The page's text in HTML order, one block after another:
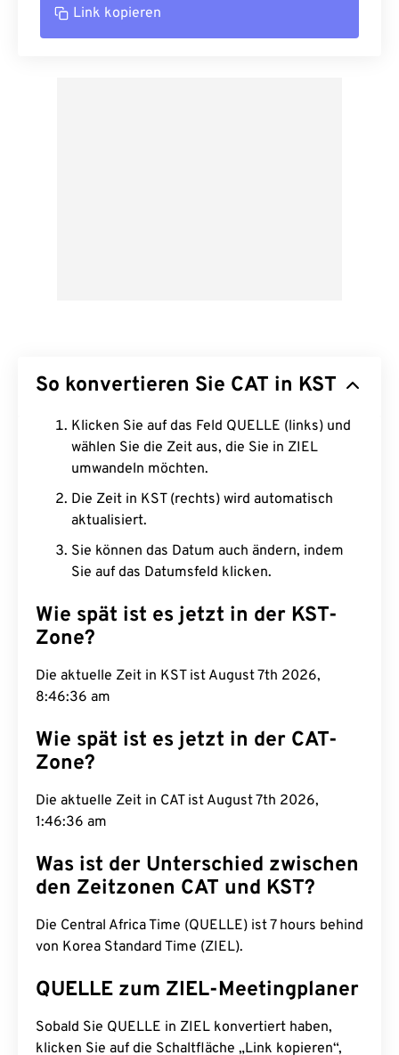
Link kopieren
So konvertieren Sie CAT in KST
Klicken Sie auf das Feld QUELLE (links) und
wählen Sie die Zeit aus, die Sie in ZIEL
umwandeln möchten.
Die Zeit in KST (rechts) wird automatisch
aktualisiert.
Sie können das Datum auch ändern, indem
Sie auf das Datumsfeld klicken.
Wie spät ist es jetzt in der KST-
Zone?
Die aktuelle Zeit in KST ist August 7th 2026,
8:46:37 am
Wie spät ist es jetzt in der CAT-
Zone?
Die aktuelle Zeit in CAT ist August 7th 2026,
1:46:37 am
Was ist der Unterschied zwischen
den Zeitzonen CAT und KST?
Die Central Africa Time (QUELLE) ist 7 hours behind
von Korea Standard Time (ZIEL).
QUELLE zum ZIEL-Meetingplaner
Sobald Sie QUELLE in ZIEL konvertiert haben,
klicken Sie auf die Schaltfläche „Link kopieren“,